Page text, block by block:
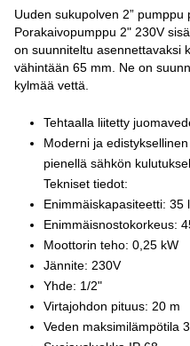
Uuden sukupolven 2”
Porakaivopumppu 2" 230V
on suunniteltu asennettavaksi
vähintään 65 mm. Ne on
kylmää vettä.
Tehtaalla liitetty
Moderni ja
pienellä sähkön
Tekniset tiedot:
Enimmäiskapasiteetti: 35
Enimmäisnostokorkeus:
Moottorin teho: 0,25 kW
Jännite: 230V
Yhde: 1/2"
Virtajohdon pituus: 20 m
Veden maksimilämpötila